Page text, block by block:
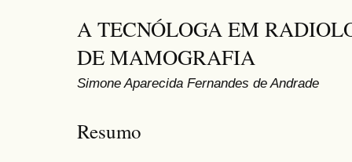
A TECNÓLOGA EM
DE MAMOGRAFIA
Simone Aparecida Fernandes de Andrade
Resumo